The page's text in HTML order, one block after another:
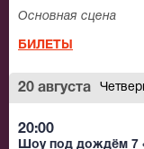
Основная сцена
БИЛЕТЫ
20 августа
20:00
Шоу под дождём 7